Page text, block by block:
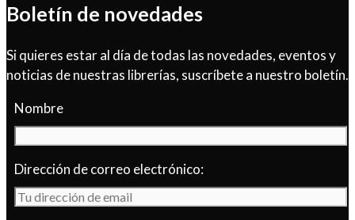
Boletín de novedades
Si quieres estar al día de todas las novedades, eventos y
noticias de nuestras librerías, suscríbete a nuestro boletín.
Nombre
Dirección de correo electrónico: